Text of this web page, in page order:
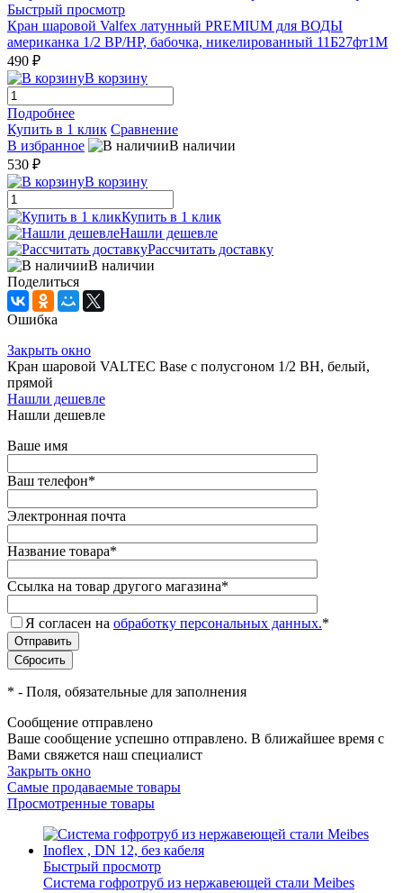
Быстрый просмотр
Кран шаровой Valfex латунный PREMIUM для ВОДЫ
американка 1/2 ВР/НР, бабочка, никелированный 11Б27фт1М
490 ₽
В корзину
Подробнее
Купить в 1 клик Сравнение
В избранное
В наличии
530 ₽
В корзину
Купить в 1 клик
Нашли дешевле
Рассчитать доставку
В наличии
Поделиться
Ошибка
Закрыть окно
Кран шаровой VALTEC Base с полусгоном 1/2 ВН, белый,
прямой
Нашли дешевле
Нашли дешевле
Ваше имя
Ваш телефон*
Электронная почта
Название товара*
Ссылка на товар другого магазина*
Я согласен на обработку персональных данных.*
* - Поля, обязательные для заполнения
Сообщение отправлено
Ваше сообщение успешно отправлено. В ближайшее время с
Вами свяжется наш специалист
Закрыть окно
Самые продаваемые товары
Просмотренные товары
Быстрый просмотр
Cистема гофротруб из нержавеющей стали Meibes